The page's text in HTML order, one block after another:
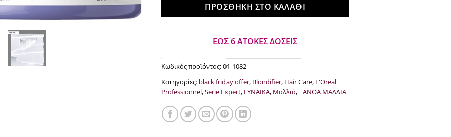
ΠΡΟΣΘΉΚΗ ΣΤΟ ΚΑΛΆΘΙ
ΕΩΣ 6 ΑΤΟΚΕΣ ΔΟΣΕΙΣ
Κωδικός προϊόντος:01-1082
Κατηγορίες: black friday offer, Blondifier, Hair Care, L'Oreal
Professionnel,Serie Expert, ΓΥΝΑΙΚΑ, Μαλλιά,ΞΑΝΘΑ ΜΑΛΛΙΑ